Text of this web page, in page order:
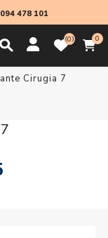
094 478 101
0 0
Cirugia 7